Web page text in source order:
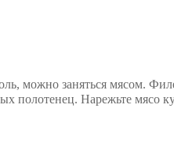
можно заняться мясом.
полотенец. Нарежьте мясо